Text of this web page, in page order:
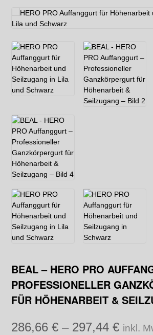
BEAL – HERO PRO
PROFESSIONELLER
FÜR HÖHENARBEIT &
286,66 € – 297,44 € inkl.